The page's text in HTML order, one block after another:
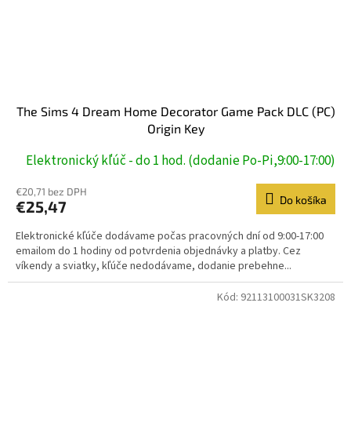
The Sims 4 Dream Home Decorator Game Pack DLC (PC)
Origin Key
Elektronický kľúč - do 1 hod. (dodanie Po-Pi,9:00-17:00)
€20,71 bez DPH
€25,47 Do košíka
Elektronické kľúče dodávame počas pracovných dní od 9:00-17:00
emailom do 1 hodiny od potvrdenia objednávky a platby. Cez
víkendy a sviatky, kľúče nedodávame, dodanie prebehne...
Kód: 92113100031SK3208